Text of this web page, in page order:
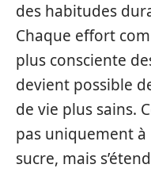
des habitudes
Chaque effort
plus consciente
devient possible
de vie plus sains.
pas uniquement
sucre, mais